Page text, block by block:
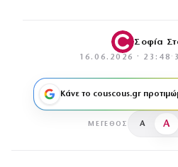
Σοφία
16.06.2026 · 23:48 ·
Κάνε το couscous.gr
ΜΈΓΕΘΟΣ A A